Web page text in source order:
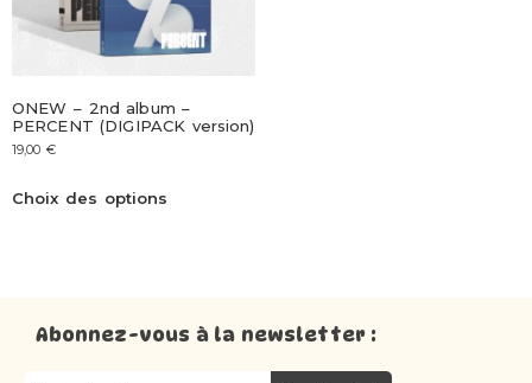
ONEW – 2nd album –
PERCENT (DIGIPACK version)
19,00 €
Choix des options
Abonnez-vous à la newsletter :